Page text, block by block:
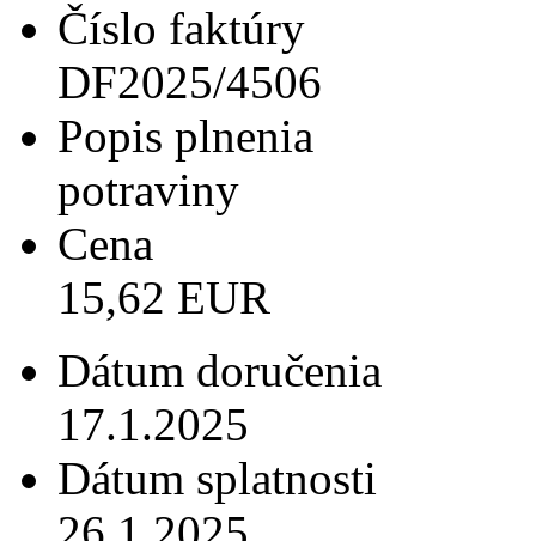
Číslo faktúry
DF2025/4506
Popis plnenia
potraviny
Cena
15,62 EUR
Dátum doručenia
17.1.2025
Dátum splatnosti